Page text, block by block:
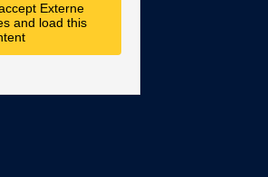
Externe
and load this